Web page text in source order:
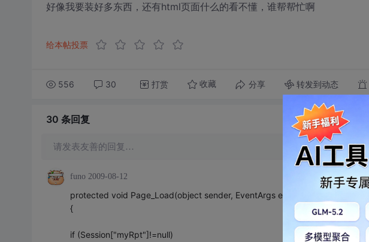
好像我要装好多东西，还有html页面什么的看不懂，谁帮帮忙啊
给本帖投票
556 30 打赏 收藏 分享 转发到动态
30 条回复
请发表友善的回复…
funo 2009-08-12
protected void Page_Load(object sender, EventArgs e)
{
if (Session["myRpt"]!=null)